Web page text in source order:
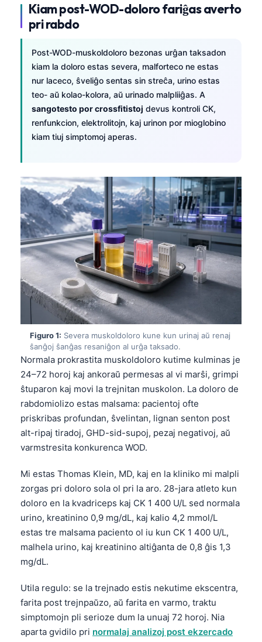
Kiam post-WOD-doloro fariĝas averto
pri rabdo
Post-WOD-muskoldoloro bezonas urĝan taksadon
kiam la doloro estas severa, malforteco ne estas
nur laceco, ŝveliĝo sentas sin streĉa, urino estas
teo- aŭ kolao-kolora, aŭ urinado malpliiĝas. A
sangotesto por crossfitistoj devus kontroli CK,
renfunkcion, elektrolitojn, kaj urinon por mioglobino
kiam tiuj simptomoj aperas.
Figuro 1: Severa muskoldoloro kune kun urinaj aŭ renaj
ŝanĝoj ŝanĝas resaniĝon al urĝa taksado.
Normala prokrastita muskoldoloro kutime kulminas je
24–72 horoj kaj ankoraŭ permesas al vi marŝi, grimpi
ŝtuparon kaj movi la trejnitan muskolon. La doloro de
rabdomiolizo estas malsama: pacientoj ofte
priskribas profundan, ŝvelintan, lignan senton post
alt-ripaj tiradoj, GHD-sid-supoj, pezaj negativoj, aŭ
varmstresita konkurenca WOD.
Mi estas Thomas Klein, MD, kaj en la kliniko mi malpli
zorgas pri doloro sola ol pri la aro. 28-jara atleto kun
doloro en la kvadriceps kaj CK 1 400 U/L sed normala
urino, kreatinino 0,9 mg/dL, kaj kalio 4,2 mmol/L
estas tre malsama paciento ol iu kun CK 1 400 U/L,
malhela urino, kaj kreatinino altiĝanta de 0,8 ĝis 1,3
mg/dL.
Utila regulo: se la trejnado estis nekutime ekscentra,
farita post trejnpaŭzo, aŭ farita en varmo, traktu
simptomojn pli serioze dum la unuaj 72 horoj. Nia
aparta gvidilo pri normalaj analizoj post ekzercado